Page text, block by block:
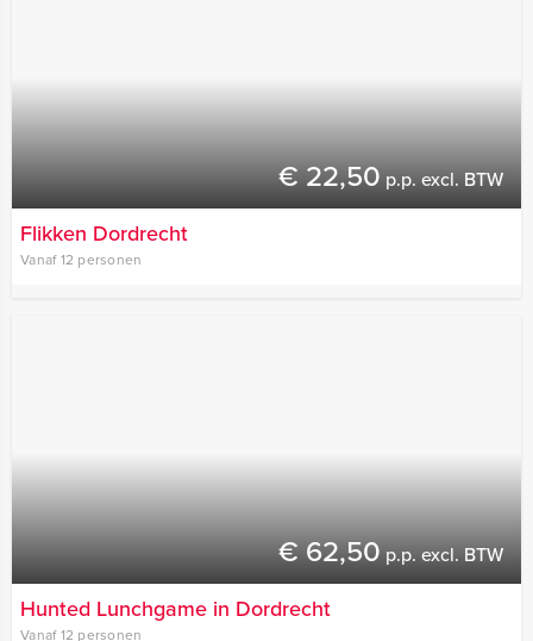
€ 22,50 p.p. excl. BTW
Flikken Dordrecht
Vanaf 12 personen
€ 62,50 p.p. excl. BTW
Hunted Lunchgame in Dordrecht
Vanaf 12 personen